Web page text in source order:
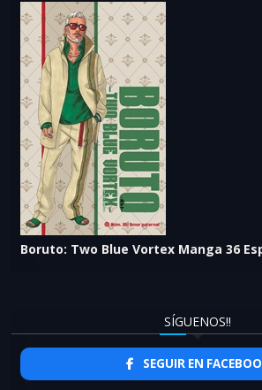
Boruto: Two Blue Vortex Manga 36
SÍGUENOS!!
SEGUIR EN